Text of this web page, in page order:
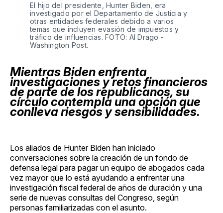
El hijo del presidente, Hunter Biden, era
investigado por el Departamento de Justicia y
otras entidades federales debido a varios
temas que incluyen evasión de impuestos y
tráfico de influencias. FOTO: Al Drago -
Washington Post.
Mientras Biden enfrenta
investigaciones y retos financieros
de parte de los republicanos, su
círculo contempla una opción que
conlleva riesgos y sensibilidades.
Los aliados de Hunter Biden han iniciado
conversaciones sobre la creación de un fondo de
defensa legal para pagar un equipo de abogados cada
vez mayor que lo está ayudando a enfrentar una
investigación fiscal federal de años de duración y una
serie de nuevas consultas del Congreso, según
personas familiarizadas con el asunto.